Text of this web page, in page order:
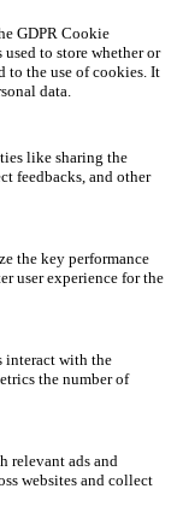
GDPR Cookie
to store whether or
to the use of cookies. It
data.
like sharing the
feedbacks, and other
the key performance
user experience for the
interact with the
the number of
relevant ads and
websites and collect